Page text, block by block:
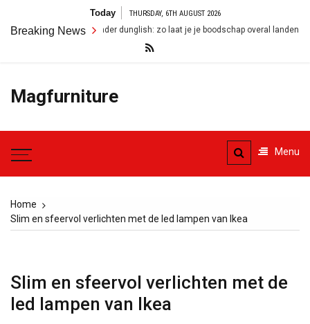
content
Today THURSDAY, 6TH AUGUST 2026
Breaking News
zonder dunglish: zo laat je je boodschap overal landen
Magfurniture
Menu
Home
Slim en sfeervol verlichten met de led lampen van Ikea
Slim en sfeervol verlichten met de
led lampen van Ikea